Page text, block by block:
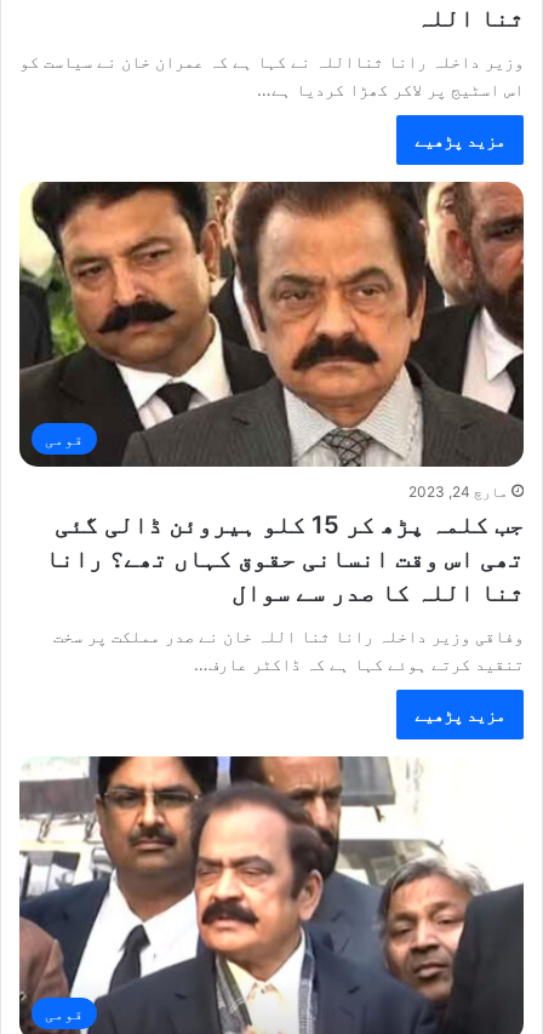
ثنا اللہ
وزیر داخلہ رانا ثنااللہ نے کہا ہے کہ عمران خان نے سیاست کو
اس اسٹیج پر لاکر کھڑا کردیا ہے…
مزید پڑھیے
قومی
مارچ 24, 2023
جب کلمہ پڑھ کر 15 کلو ہیروئن ڈالی گئی
تھی اس وقت انسانی حقوق کہاں تھے؟ رانا
ثنا اللہ کا صدر سے سوال
وفاقی وزیر داخلہ رانا ثنا اللہ خان نے صدر مملکت پر سخت
تنقید کرتے ہوئے کہا ہے کہ ڈاکٹر عارف…
مزید پڑھیے
قومی